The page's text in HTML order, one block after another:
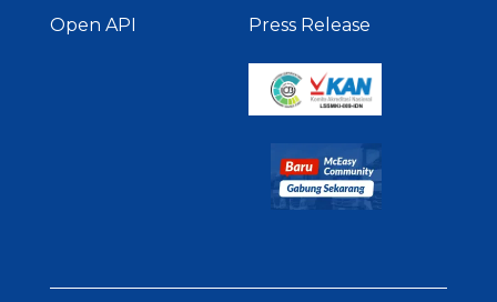
Open API Press Release